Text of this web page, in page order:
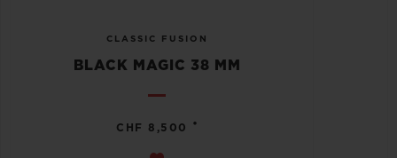
CLASSIC FUSION
BLACK MAGIC 38 MM
CHF 8,500 •